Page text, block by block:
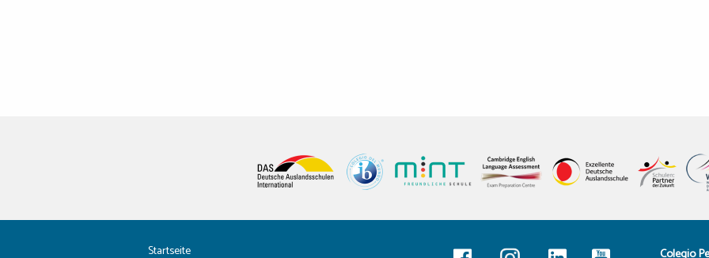
Startseite Colegio